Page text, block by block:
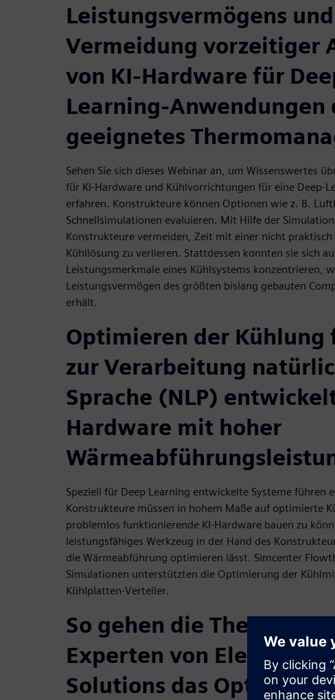
Leistungsvermögens und
Vermeidung vorzeitiger
von KI-Hardware für
Learning-Anwendungen
geeignetes
Sehen Sie sich dieses Webinar an, um Wissenswertes
für KI-Hardware und Kühlvorrichtungen für eine Deep-
erfahren. Konstrukteure können Optionen wie z. B.
Schnellsimulationen evaluieren. Mit Hilfe der
Konstrukteure vermeiden, Zeit mit einer nicht praktisch
Kühllösung zu verlieren. Stattdessen konnten sie sich
Leistungsmerkmale eines Kühlsystems konzentrieren,
Leistungsvermögen des größten bislang gebauten
erhält.
Optimieren der Kühlung
zur Verarbeitung
Sprache (NLP)
Hardware mit hoher
Speziell für Deep Learning entwickelte Systeme führen
Konstrukteure müssen in hohem Maße auf optimierte
problemlos funktionierende KI-Hardware bauen zu
leistungsfähiges Werkzeug in der Hand des
die Wärmeabführung optimieren lässt. Simcenter
Simulationen unterstützten die Optimierung der
Kühlplatten-Verteiler.
So gehen die
Experten von
Solutions das